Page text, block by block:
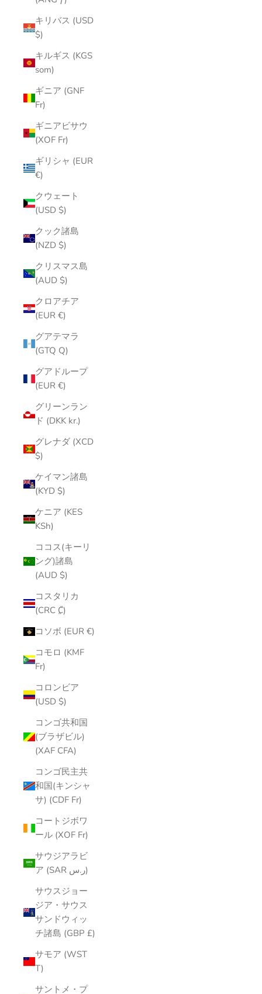
キリバス (USD
$)
キルギス (KGS
som)
ギニア (GNF
Fr)
ギニアビサウ
(XOF Fr)
ギリシャ (EUR
€)
クウェート
(USD $)
クック諸島
(NZD $)
クリスマス島
(AUD $)
クロアチア
(EUR €)
グアテマラ
(GTQ Q)
グアドループ
(EUR €)
グリーンラン
ド (DKK kr.)
グレナダ (XCD
$)
ケイマン諸島
(KYD $)
ケニア (KES
KSh)
ココス(キーリ
ング)諸島
(AUD $)
コスタリカ
(CRC ₡)
コソボ (EUR €)
コモロ (KMF
Fr)
コロンビア
(USD $)
コンゴ共和国
(ブラザビル)
(XAF CFA)
コンゴ民主共
和国(キンシャ
サ) (CDF Fr)
コートジボワ
ール (XOF Fr)
サウジアラビ
ア (SAR ر.س)
サウスジョー
ジア・サウス
サンドウィッ
チ諸島 (GBP £)
サモア (WST
T)
サントメ・プ